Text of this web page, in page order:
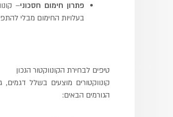
פתרון חימום חסכוני–
בעלויות החימום מבלי
טיפים לבחירת הקונווקטור הנכון
קונווקטורים מוצעים בשלל
הגורמים הבאים: